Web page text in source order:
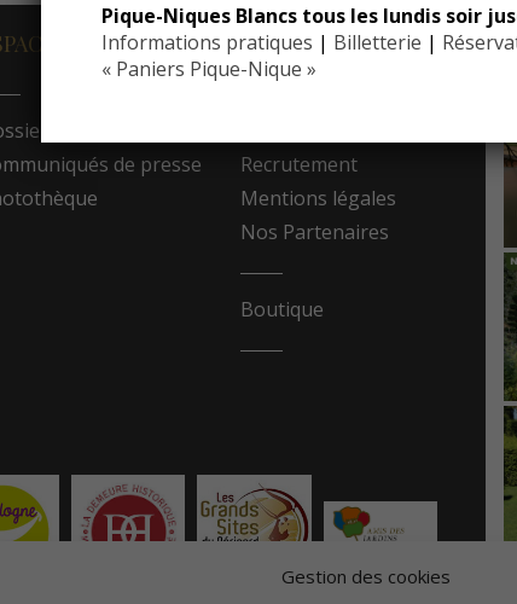
Gestion des cookies
PRESSE
de presse
de presse
Recrutement
Mentions légales
Nos Partenaires
Boutique
Pique-Niques Blancs tous les lundis soir
Informations pratiques | Billetterie |
« Paniers Pique-Nique »